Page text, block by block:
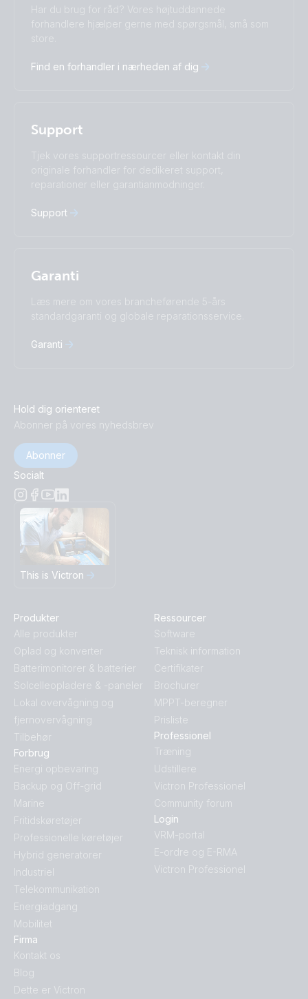
Change language
Čeština
Dansk
Italiano
Magyar
Suomalainen
Русский
Українська
中國人
Subscribe
Har du brug for råd? Vores højtuddannede
forhandlere hjælper gerne med spørgsmål, små som
store.
Find en forhandler i nærheden af dig
Support
Tjek vores supportressourcer eller kontakt din
originale forhandler for dedikeret support,
reparationer eller garantianmodninger.
Support
Garanti
Læs mere om vores brancheførende 5-års
standardgaranti og globale reparationsservice.
Garanti
Hold dig orienteret
Abonner på vores nyhedsbrev
Abonner
Socialt
This is Victron
Produkter
Alle produkter
Oplad og konverter
Batterimonitorer & batterier
Solcelleopladere & -paneler
Lokal overvågning og
fjernovervågning
Tilbehør
Forbrug
Energi opbevaring
Backup og Off-grid
Marine
Fritidskøretøjer
Professionelle køretøjer
Hybrid generatorer
Industriel
Telekommunikation
Energiadgang
Mobilitet
Firma
Kontakt os
Blog
Dette er Victron
Ressourcer
Software
Teknisk information
Certifikater
Brochurer
MPPT-beregner
Prisliste
Professionel
Træning
Udstillere
Victron Professionel
Community forum
Login
VRM-portal
E-ordre og E-RMA
Victron Professionel